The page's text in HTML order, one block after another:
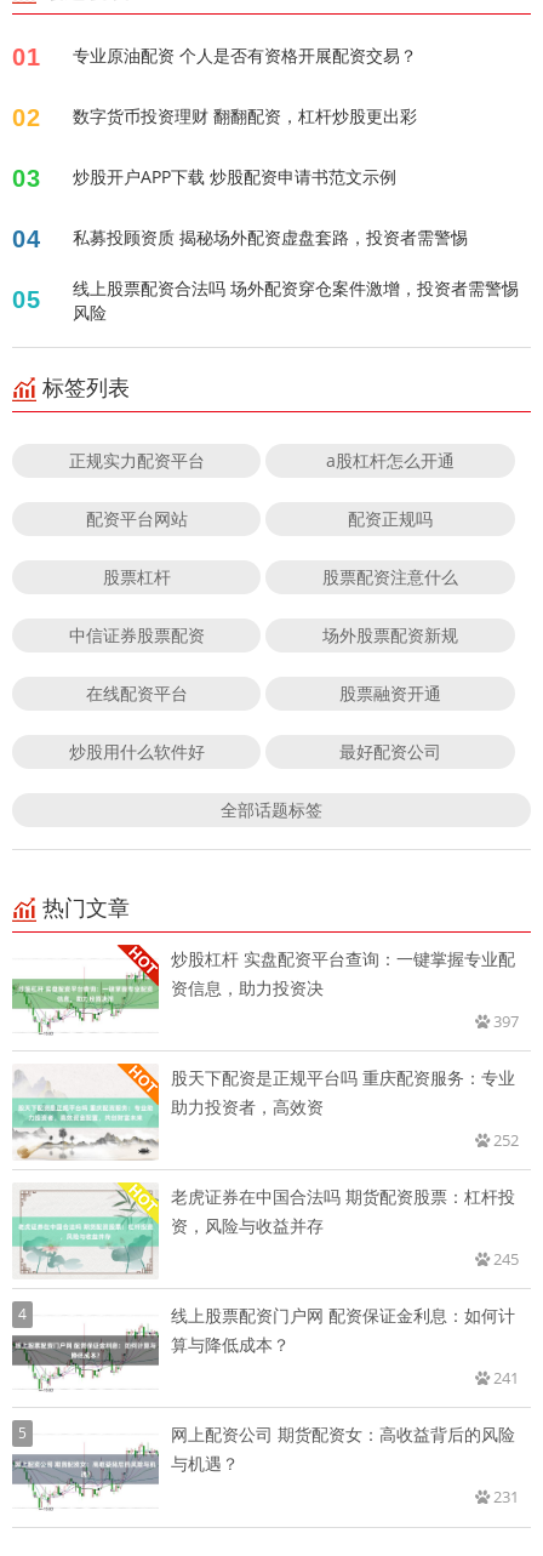
01 专业原油配资 个人是否有资格开展配资交易？
02 数字货币投资理财 翻翻配资，杠杆炒股更出彩
03 炒股开户APP下载 炒股配资申请书范文示例
04 私募投顾资质 揭秘场外配资虚盘套路，投资者需警惕
05
线上股票配资合法吗 场外配资穿仓案件激增，投资者需警惕
风险
标签列表
正规实力配资平台 a股杠杆怎么开通
配资平台网站 配资正规吗
股票杠杆 股票配资注意什么
中信证券股票配资 场外股票配资新规
在线配资平台 股票融资开通
炒股用什么软件好 最好配资公司
全部话题标签
热门文章
炒股杠杆 实盘配资平台查询：一键掌握专业配
资信息，助力投资决
397
股天下配资是正规平台吗 重庆配资服务：专业
助力投资者，高效资
252
老虎证券在中国合法吗 期货配资股票：杠杆投
资，风险与收益并存
245
4
线上股票配资门户网 配资保证金利息：如何计
算与降低成本？
241
5
网上配资公司 期货配资女：高收益背后的风险
与机遇？
231